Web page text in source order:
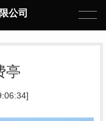
公司
亭